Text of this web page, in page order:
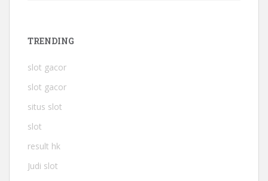
TRENDING
slot gacor
slot gacor
situs slot
slot
result hk
Judi slot